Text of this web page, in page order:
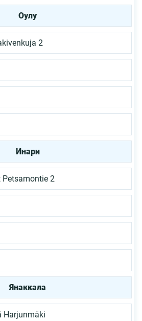
Оулу
2
Инари
Petsamontie 2
Янаккала
Harjunmäki